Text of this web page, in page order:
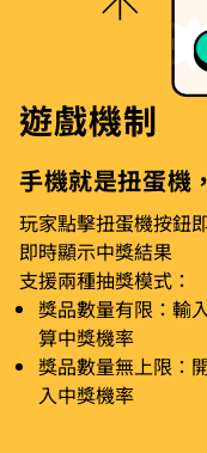
遊戲機制
手機就是扭蛋機
玩家點擊扭蛋機按鈕
即時顯示中獎結果
支援兩種抽獎模式：
獎品數量有限：輸
算中獎機率
獎品數量無上限：
入中獎機率